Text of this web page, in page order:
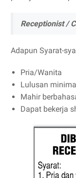
Receptionist /
Adapun Syarat-
Pria/Wanita
Lulusan
Mahir
Dapat bekerja